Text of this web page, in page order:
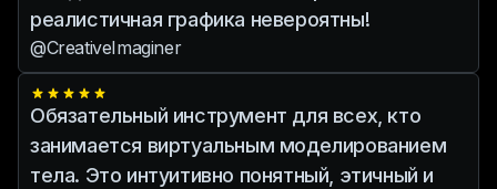
реалистичная графика невероятны!
@CreativeImaginer
Обязательный инструмент для всех, кто
занимается виртуальным моделированием
тела. Это интуитивно понятный, этичный и